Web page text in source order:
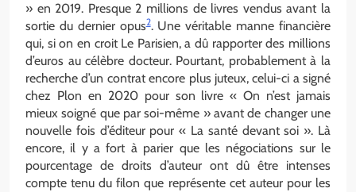
» en 2019. Presque 2 millions de livres vendus avant la
sortie du dernier opus2. Une véritable manne financière
qui, si on en croit Le Parisien, a dû rapporter des millions
d’euros au célèbre docteur. Pourtant, probablement à la
recherche d’un contrat encore plus juteux, celui-ci a signé
chez Plon en 2020 pour son livre « On n’est jamais
mieux soigné que par soi-même » avant de changer une
nouvelle fois d’éditeur pour « La santé devant soi ». Là
encore, il y a fort à parier que les négociations sur le
pourcentage de droits d’auteur ont dû être intenses
compte tenu du filon que représente cet auteur pour les